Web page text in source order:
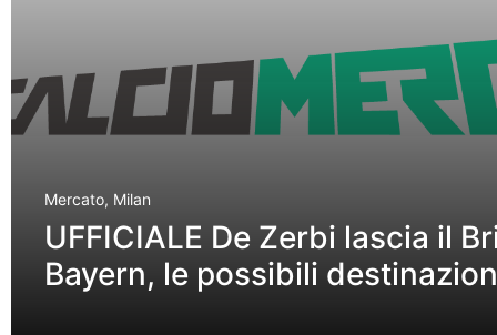
Mercato, Milan
UFFICIALE De Zerbi lascia il
Bayern, le possibili